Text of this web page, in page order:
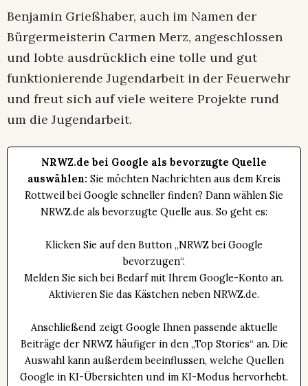
Benjamin Grießhaber, auch im Namen der
Bürgermeisterin Carmen Merz, angeschlossen
und lobte ausdrücklich eine tolle und gut
funktionierende Jugendarbeit in der Feuerwehr
und freut sich auf viele weitere Projekte rund
um die Jugendarbeit.
NRWZ.de bei Google als bevorzugte Quelle
auswählen: Sie möchten Nachrichten aus dem Kreis
Rottweil bei Google schneller finden? Dann wählen Sie
NRWZ.de als bevorzugte Quelle aus. So geht es:
Klicken Sie auf den Button „NRWZ bei Google
bevorzugen“.
Melden Sie sich bei Bedarf mit Ihrem Google-Konto an.
Aktivieren Sie das Kästchen neben NRWZ.de.
Anschließend zeigt Google Ihnen passende aktuelle
Beiträge der NRWZ häufiger in den „Top Stories“ an. Die
Auswahl kann außerdem beeinflussen, welche Quellen
Google in KI-Übersichten und im KI-Modus hervorhebt.